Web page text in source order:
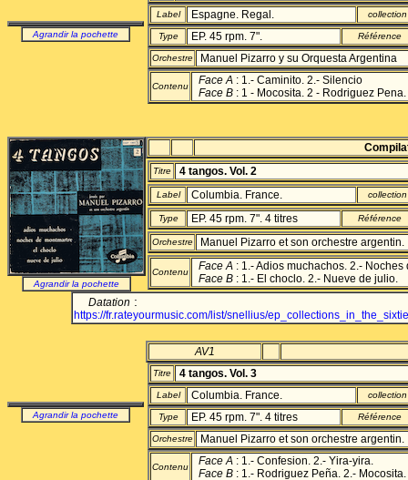
Agrandir la pochette
Label Espagne. Regal. collection
Type EP. 45 rpm. 7". Référence
Orchestre Manuel Pizarro y su Orquesta Argentina
Contenu Face A : 1.- Caminito. 2.- Silencio
Face B : 1 - Mocosita. 2 - Rodriguez Pena.
Agrandir la pochette
Titre 4 tangos. Vol. 2
Label Columbia. France. collection
Type EP. 45 rpm. 7". 4 titres Référence
Orchestre Manuel Pizarro et son orchestre argentin.
Contenu Face A : 1.- Adios muchachos. 2.- Noches
Face B : 1.- El choclo. 2.- Nueve de julio.
Datation :
https://fr.rateyourmusic.com/list/snellius/
Agrandir la pochette
AV1
Titre 4 tangos. Vol. 3
Label Columbia. France. collection
Type EP. 45 rpm. 7". 4 titres Référence
Orchestre Manuel Pizarro et son orchestre argentin.
Contenu Face A : 1.- Confesion. 2.- Yira-yira.
Face B : 1.- Rodriguez Peña. 2.- Mocosita.